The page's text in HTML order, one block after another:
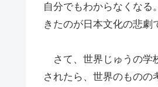
自分でもわからなくなる
きたのが日本文化の悲劇
さて、世界じゅうの学
されたら、世界のものの